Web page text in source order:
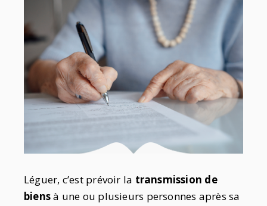
Léguer, c’est prévoir la transmission de
biensà une ou plusieurs personnes après sa